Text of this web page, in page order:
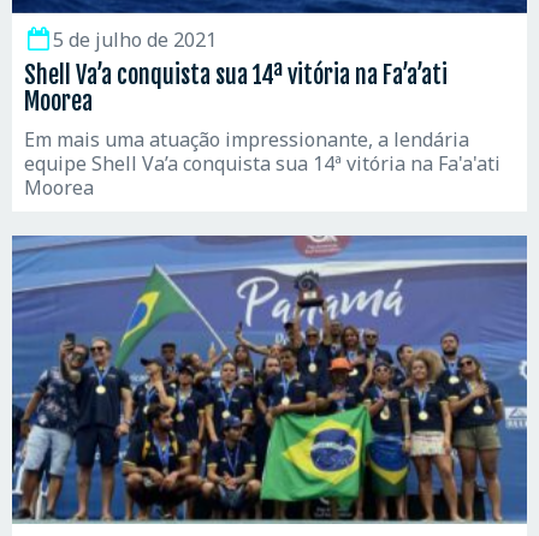
5 de julho de 2021
Shell Va’a conquista sua 14ª vitória na Fa’a’ati
Moorea
Em mais uma atuação impressionante, a lendária
equipe Shell Va’a conquista sua 14ª vitória na Fa'a'ati
Moorea